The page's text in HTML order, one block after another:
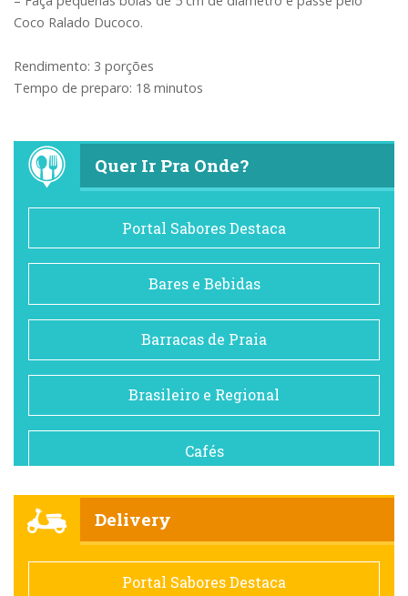
Coco Ralado Ducoco.
Rendimento: 3 porções
Tempo de preparo: 18 minutos
Quer Ir Pra Onde?
Portal Sabores Destaca
Bares e Bebidas
Barracas de Praia
Brasileiro e Regional
Cafés
Comida saudável
Delivery
Portal Sabores Destaca